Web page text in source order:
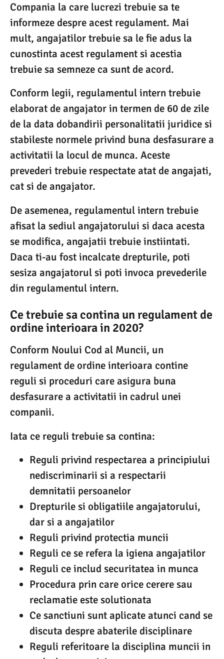
Compania la care lucrezi trebuie sa te
informeze despre acest regulament. Mai
mult, angajatilor trebuie sa le fie adus la
cunostinta acest regulament si acestia
trebuie sa semneze ca sunt de acord.
Conform legii, regulamentul intern trebuie
elaborat de angajator in termen de 60 de zile
de la data dobandirii personalitatii juridice si
stabileste normele privind buna desfasurare a
activitatii la locul de munca. Aceste
prevederi trebuie respectate atat de angajati,
cat si de angajator.
De asemenea, regulamentul intern trebuie
afisat la sediul angajatorului si daca acesta
se modifica, angajatii trebuie instiintati.
Daca ti-au fost incalcate drepturile, poti
sesiza angajatorul si poti invoca prevederile
din regulamentul intern.
Ce trebuie sa contina un regulament de
ordine interioara in 2020?
Conform Noului Cod al Muncii, un
regulament de ordine interioara contine
reguli si proceduri care asigura buna
desfasurare a activitatii in cadrul unei
companii.
Iata ce reguli trebuie sa contina:
Reguli privind respectarea a principiului
nediscriminarii si a respectarii
demnitatii persoanelor
Drepturile si obligatiile angajatorului,
dar si a angajatilor
Reguli privind protectia muncii
Reguli ce se refera la igiena angajatilor
Reguli ce includ securitatea in munca
Procedura prin care orice cerere sau
reclamatie este solutionata
Ce sanctiuni sunt aplicate atunci cand se
discuta despre abaterile disciplinare
Reguli referitoare la disciplina muncii in